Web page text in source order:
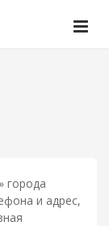
города
и адрес,